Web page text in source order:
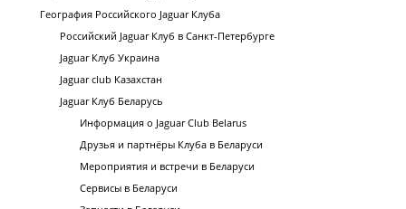
География Российского Jaguar Клуба
Российский Jaguar Клуб в Санкт-Петербурге
Jaguar Клуб Украина
Jaguar club Казахстан
Jaguar Клуб Беларусь
Информация о Jaguar Club Belarus
Друзья и партнёры Клуба в Беларуси
Мероприятия и встречи в Беларуси
Сервисы в Беларуси